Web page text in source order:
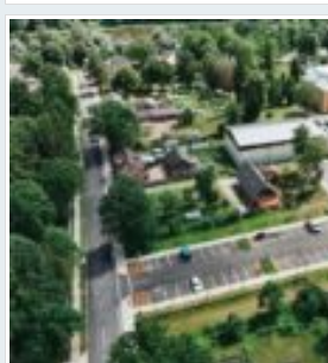
Noslēgusies Semināra ielas pārbūve un
Valmierā
Reklāmraksti